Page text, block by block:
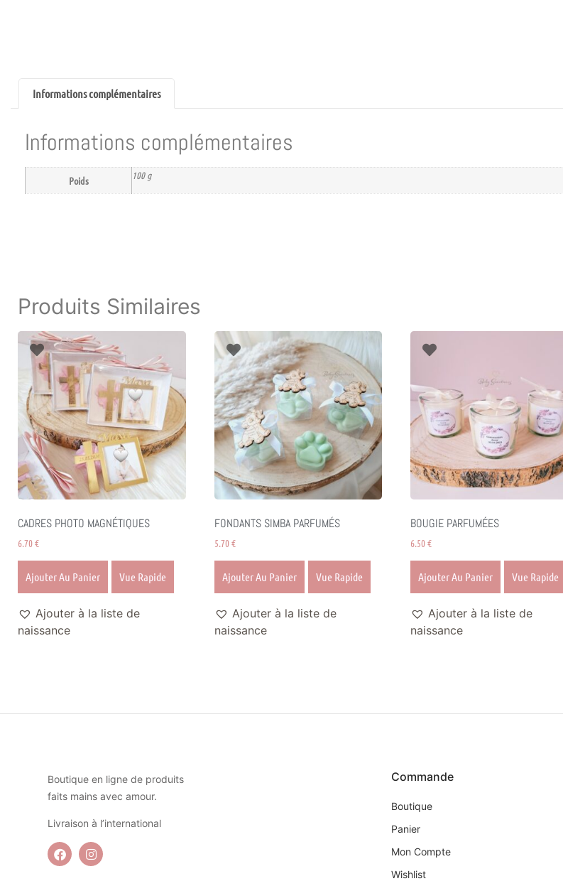
Informations complémentaires
Informations complémentaires
Poids 100 g
Produits Similaires
CADRES PHOTO MAGNÉTIQUES
6.70€
Ajouter Au Panier Vue Rapide
Ajouter à la liste de
naissance
FONDANTS SIMBA PARFUMÉS
5.70€
Ajouter Au Panier Vue Rapide
Ajouter à la liste de
naissance
BOUGIE PARFUMÉES
6.50€
Ajouter Au Panier Vue Rapide
Ajouter à la liste de
naissance
Boutique en ligne de produits
faits mains avec amour.
Livraison à l’international
Commande
Boutique
Panier
Mon Compte
Wishlist